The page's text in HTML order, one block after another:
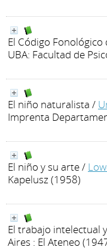
El Código Fonológico
UBA: Facultad de
El niño naturalista /
Imprenta
El niño y su arte/
Kapelusz (1958)
El trabajo intelectual
Aires : El Ateneo